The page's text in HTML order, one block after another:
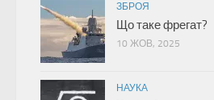
ЗБРОЯ
Що таке фрегат?
10 ЖОВ, 2025
НАУКА